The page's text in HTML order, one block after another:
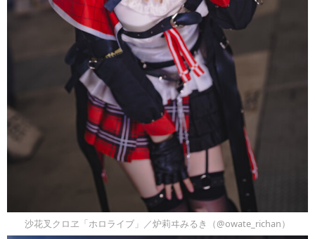
沙花叉クロヱ「ホロライブ」／炉莉ヰみるき（@owate_richan）